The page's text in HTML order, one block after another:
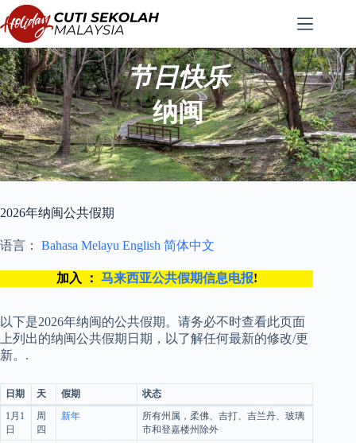
至
内
容
节日快乐
纳闽
2026年纳闽公共假期
语言： Bahasa Melayu English 简体中文
加入 ： 马来西亚公共假期信息电报!
以下是2026年纳闽的公共假期。请务必不时查看此页面
上列出的纳闽公共假期日期，以了解任何最新的修改/更
新。.
日期 天 假期
状态
1月1
日
周
四
新年
所有州属，柔佛、吉打、吉兰丹、玻璃
市和登嘉楼州除外